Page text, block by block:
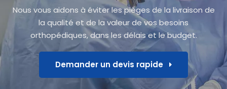
Nous vous aidons à éviter les pièges de la livraison de
la qualité et de la valeur de vos besoins
orthopédiques, dans les délais et le budget.
Demander un devis rapide